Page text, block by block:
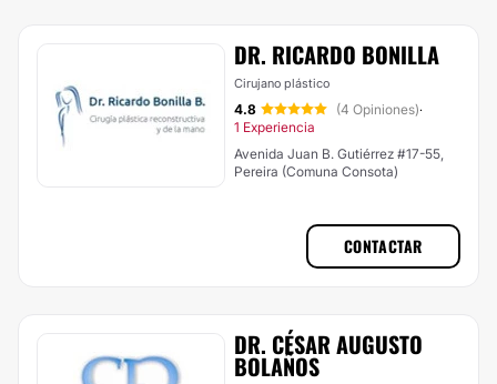
DR. RICARDO BONILLA
Cirujano plástico
4.8 (4 Opiniones)·
1 Experiencia
Avenida Juan B. Gutiérrez #17-55,
Pereira (Comuna Consota)
CONTACTAR
DR. CÉSAR AUGUSTO
BOLAÑOS